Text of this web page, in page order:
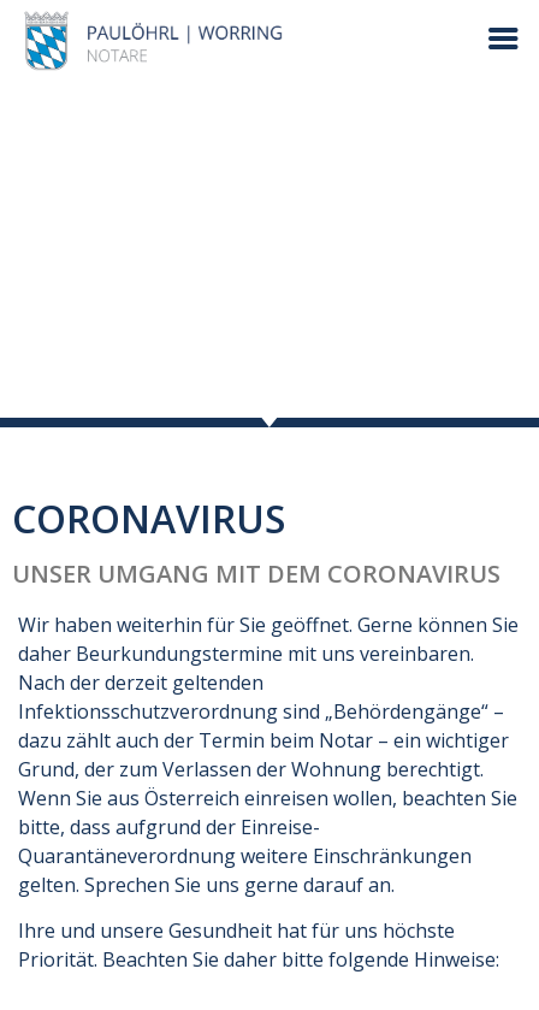
CORONAVIRUS
UNSER UMGANG MIT DEM CORONAVIRUS
Wir haben weiterhin für Sie geöffnet. Gerne können Sie
daher Beurkundungstermine mit uns vereinbaren.
Nach der derzeit geltenden
Infektionsschutzverordnung sind „Behördengänge“ –
dazu zählt auch der Termin beim Notar – ein wichtiger
Grund, der zum Verlassen der Wohnung berechtigt.
Wenn Sie aus Österreich einreisen wollen, beachten Sie
bitte, dass aufgrund der Einreise-
Quarantäneverordnung weitere Einschränkungen
gelten. Sprechen Sie uns gerne darauf an.
Ihre und unsere Gesundheit hat für uns höchste
Priorität. Beachten Sie daher bitte folgende Hinweise: